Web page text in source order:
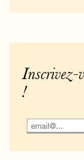
Inscrivez-
!